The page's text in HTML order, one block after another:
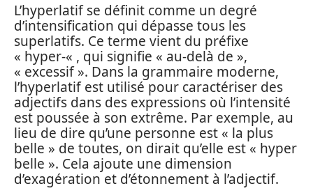
L’hyperlatif se définit comme un degré
d’intensification qui dépasse tous les
superlatifs. Ce terme vient du préfixe
« hyper-« , qui signifie « au-delà de »,
« excessif ». Dans la grammaire moderne,
l’hyperlatif est utilisé pour caractériser des
adjectifs dans des expressions où l’intensité
est poussée à son extrême. Par exemple, au
lieu de dire qu’une personne est « la plus
belle » de toutes, on dirait qu’elle est « hyper
belle ». Cela ajoute une dimension
d’exagération et d’étonnement à l’adjectif.